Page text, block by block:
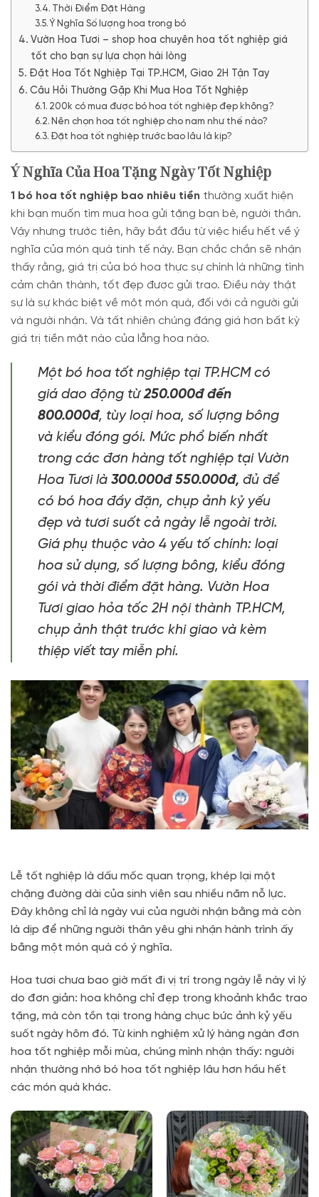
Thời Điểm Đặt Hàng
Ý Nghĩa Số lượng hoa trong bó
Vườn Hoa Tươi – shop hoa chuyên hoa tốt nghiệp giá
tốt cho bạn sự lựa chọn hài lòng
Đặt Hoa Tốt Nghiệp Tại TP.HCM, Giao 2H Tận Tay
Câu Hỏi Thường Gặp Khi Mua Hoa Tốt Nghiệp
200k có mua được bó hoa tốt nghiệp đẹp không?
Nên chọn hoa tốt nghiệp cho nam như thế nào?
Đặt hoa tốt nghiệp trước bao lâu là kịp?
Ý Nghĩa Của Hoa Tặng Ngày Tốt Nghiệp
1 bó hoa tốt nghiệp bao nhiêu tiền thường xuất hiện
khi bạn muốn tìm mua hoa gửi tặng bạn bè, người thân.
Vậy nhưng trước tiên, hãy bắt đầu từ việc hiểu hết về ý
nghĩa của món quà tinh tế này. Bạn chắc chắn sẽ nhận
thấy rằng, giá trị của bó hoa thực sự chính là những tình
cảm chân thành, tốt đẹp được gửi trao. Điều này thật
sự là sự khác biệt về một món quà, đối với cả người gửi
và người nhận. Và tất nhiên chúng đáng giá hơn bất kỳ
giá trị tiền mặt nào của lẵng hoa nào.
Một bó hoa tốt nghiệp tại TP.HCM có
giá dao động từ250.000đ đến
800.000đ, tùy loại hoa, số lượng bông
và kiểu đóng gói. Mức phổ biến nhất
trong các đơn hàng tốt nghiệp tại Vườn
Hoa Tươi là 300.000đ 550.000đ, đủ để
có bó hoa đầy đặn, chụp ảnh kỷ yếu
đẹp và tươi suốt cả ngày lễ ngoài trời.
Giá phụ thuộc vào 4 yếu tố chính: loại
hoa sử dụng, số lượng bông, kiểu đóng
gói và thời điểm đặt hàng. Vườn Hoa
Tươi giao hỏa tốc 2H nội thành TP.HCM,
chụp ảnh thật trước khi giao và kèm
thiệp viết tay miễn phí.
Lễ tốt nghiệp là dấu mốc quan trọng, khép lại một
chặng đường dài của sinh viên sau nhiều năm nỗ lực.
Đây không chỉ là ngày vui của người nhận bằng mà còn
là dịp để những người thân yêu ghi nhận hành trình ấy
bằng một món quà có ý nghĩa.
Hoa tươi chưa bao giờ mất đi vị trí trong ngày lễ này vì lý
do đơn giản: hoa không chỉ đẹp trong khoảnh khắc trao
tặng, mà còn tồn tại trong hàng chục bức ảnh kỷ yếu
suốt ngày hôm đó. Từ kinh nghiệm xử lý hàng ngàn đơn
hoa tốt nghiệp mỗi mùa, chúng mình nhận thấy: người
nhận thường nhớ bó hoa tốt nghiệp lâu hơn hầu hết
các món quà khác.